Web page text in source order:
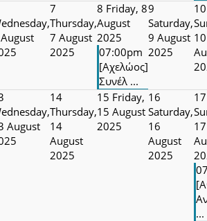
7
Thursday,
7 August
2025
8 Friday, 8
August
2025
07:00pm
[Αχελώος]
Συνέλ ...
9
Saturday,
9 August
2025
10
10
August
14
Thursday,
14
August
2025
15 Friday,
15 August
2025
16
Saturday,
16
August
2025
17
17
...